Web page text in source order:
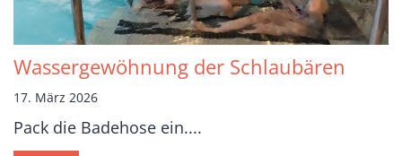
Wassergewöhnung der Schlaubären
17. März 2026
Pack die Badehose ein....